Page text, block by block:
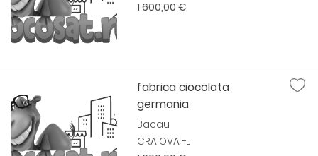
1 600,00 €
fabrica ciocolata
germania
Bacau
CRAIOVA -...